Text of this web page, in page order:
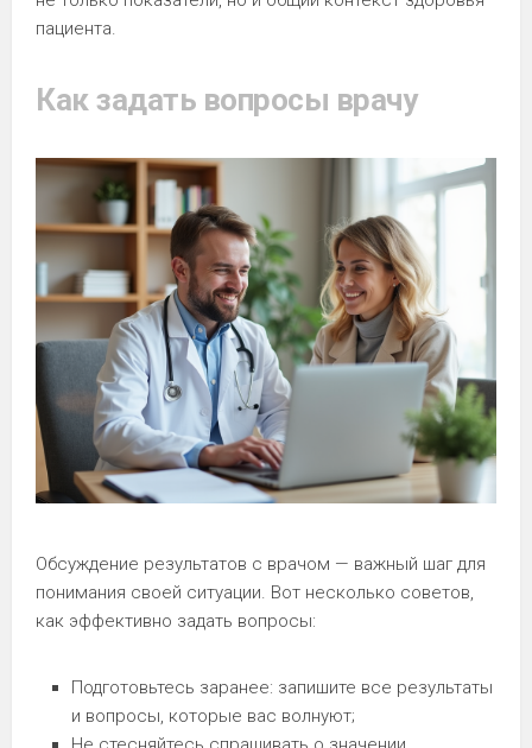
пациента.
Как задать вопросы врачу
Обсуждение результатов с врачом — важный шаг для
понимания своей ситуации. Вот несколько советов,
как эффективно задать вопросы:
Подготовьтесь заранее: запишите все результаты
и вопросы, которые вас волнуют;